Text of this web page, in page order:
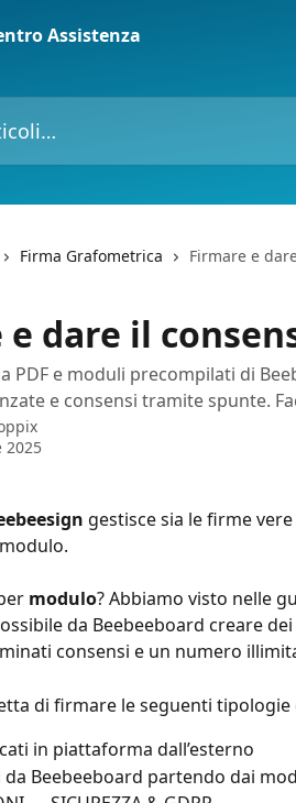
Assistenza
Firma Grafometrica Firmare e
dare il
PDF e moduli precompilati di
e consensi tramite spunte.
2025
gestisce sia le firme
modulo? Abbiamo visto nelle
da Beebeeboard creare
consensi e un numero
di firmare le seguenti tipologie
in piattaforma dall’esterno
da Beebeeboard partendo dai